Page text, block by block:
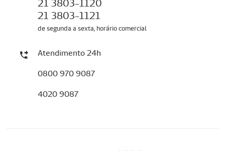
21 3803-1120
21 3803-1121
de segunda a sexta, horário comercial
Atendimento 24h
0800 970 9087
4020 9087